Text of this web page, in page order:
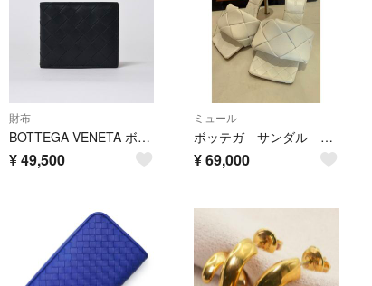
財布
BOTTEGA VENETA ボッテガヴェネタ 二つ折り財布 財布 イントレチャート ブラック ライトグリーン 美品 中古 4a006095
¥49,500
ミュール
ボッテガ サンダル 35ハーフ
¥69,000